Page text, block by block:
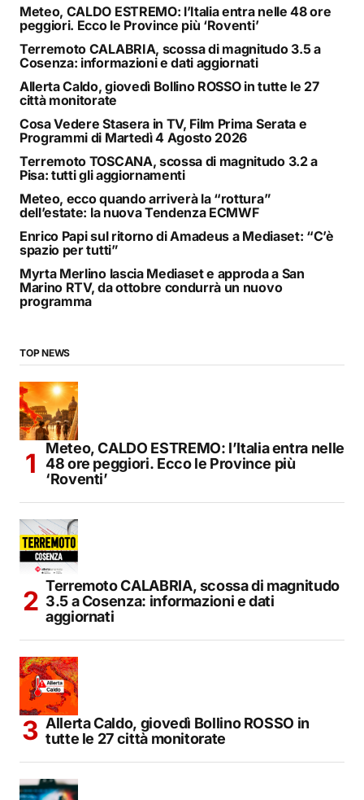
Meteo, CALDO ESTREMO: l’Italia entra nelle 48 ore
peggiori. Ecco le Province più ‘Roventi’
Terremoto CALABRIA, scossa di magnitudo 3.5 a
Cosenza: informazioni e dati aggiornati
Allerta Caldo, giovedì Bollino ROSSO in tutte le 27
città monitorate
Cosa Vedere Stasera in TV, Film Prima Serata e
Programmi di Martedì 4 Agosto 2026
Terremoto TOSCANA, scossa di magnitudo 3.2 a
Pisa: tutti gli aggiornamenti
Meteo, ecco quando arriverà la “rottura”
dell’estate: la nuova Tendenza ECMWF
Enrico Papi sul ritorno di Amadeus a Mediaset: “C’è
spazio per tutti”
Myrta Merlino lascia Mediaset e approda a San
Marino RTV, da ottobre condurrà un nuovo
programma
TOP NEWS
Meteo, CALDO ESTREMO: l’Italia entra nelle
48 ore peggiori. Ecco le Province più
‘Roventi’
Terremoto CALABRIA, scossa di magnitudo
3.5 a Cosenza: informazioni e dati
aggiornati
Allerta Caldo, giovedì Bollino ROSSO in
tutte le 27 città monitorate